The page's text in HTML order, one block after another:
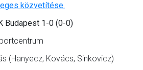
közvetítése.
Budapest 1-0 (0-0)
(Hanyecz, Kovács, Sinkovicz)